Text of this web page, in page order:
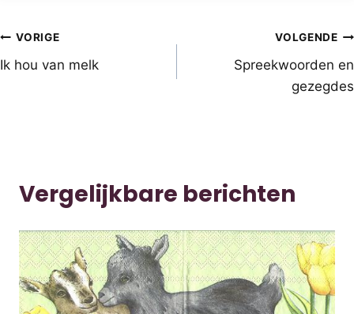
Bericht
navigatie
VORIGE
Ik hou van melk
VOLGENDE
Spreekwoorden en
gezegdes
Vergelijkbare berichten